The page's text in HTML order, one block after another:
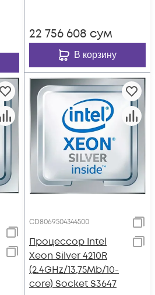
22 756 608 сум
В корзину
CD8069504344500
Процессор Intel
Xeon Silver 4210R
(2.4GHz/13,75Mb/10-
core) Socket S3647